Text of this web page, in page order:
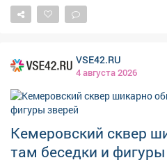
VSE42.RU
4 августа 2026
Кемеровский сквер
там беседки и